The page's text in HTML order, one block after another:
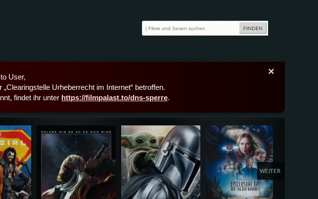
×
User,
Urheberrecht im Internet“ betroffen.
findet ihr unter https://filmpalast.to/dns-sperre.
Details,Play Details,Play Details,Play
WEITER